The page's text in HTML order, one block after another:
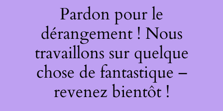
Pardon pour le
dérangement ! Nous
travaillons sur quelque
chose de fantastique –
revenez bientôt !